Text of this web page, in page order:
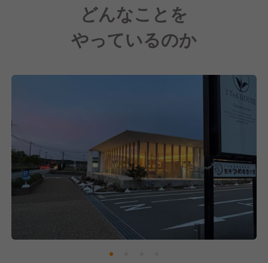
どんなことを
やっているのか